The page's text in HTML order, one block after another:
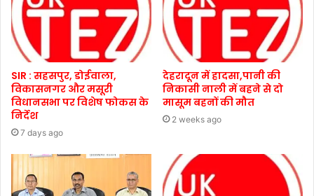
SIR : सहसपुर, डोईवाला,
विकासनगर और मसूरी
विधानसभा पर विशेष फोकस के
निर्देश
7 days ago
देहरादून में हादसा,पानी की
निकासी नाली में बहने से दो
मासूम बहनों की मौत
2 weeks ago